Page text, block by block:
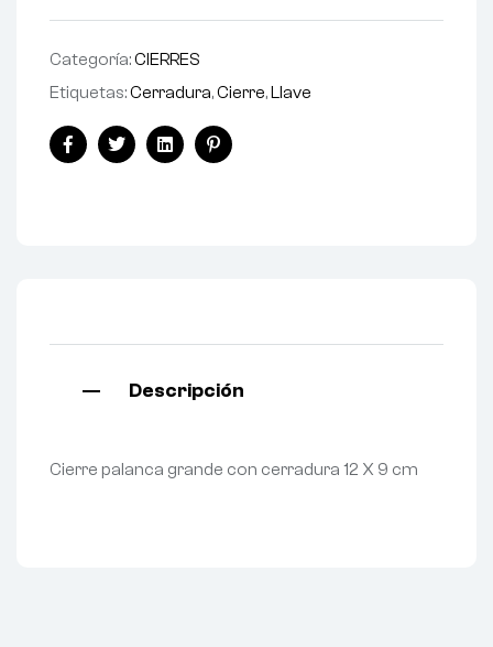
Categoría:CIERRES
Etiquetas:Cerradura,Cierre,Llave
FacebookTwitterLinkedinPinterest
Descripción
Cierre palanca grande con cerradura 12 X 9 cm